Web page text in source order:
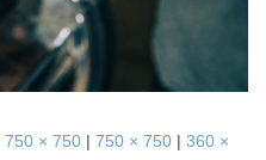
750 × 750 | 750 × 750 | 360 ×